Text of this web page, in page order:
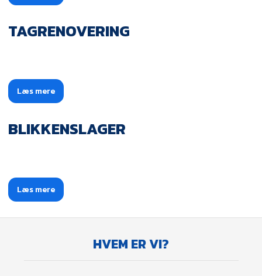
TAGRENOVERING
Læs mere​
BLIKKENSLAGER
Læs mere​
HVEM ER VI?